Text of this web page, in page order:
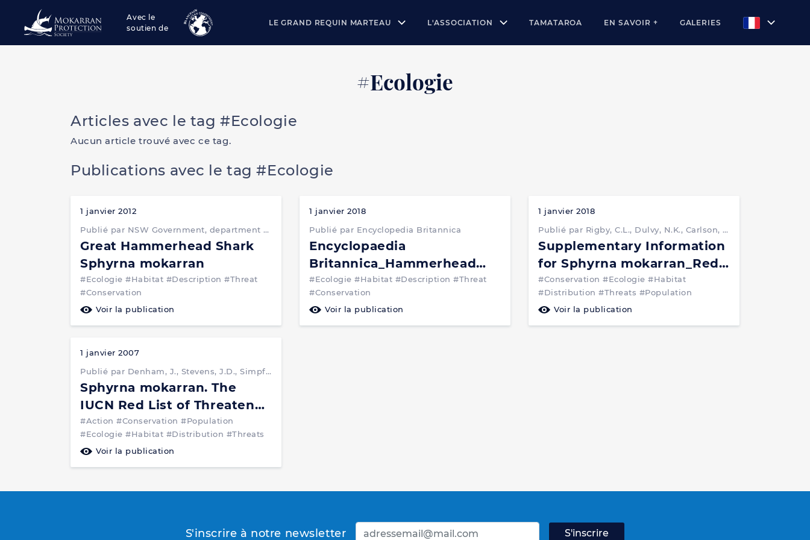
Avec le
soutien de
LE GRAND REQUIN MARTEAU L'ASSOCIATION TAMATAROA EN SAVOIR + GALERIES
#Ecologie
Articles avec le tag #Ecologie
Aucun article trouvé avec ce tag.
Publications avec le tag #Ecologie
1 janvier 2012
Publié par NSW Government, department of primary fisheries
Great Hammerhead Shark
Sphyrna mokarran
#Ecologie #Habitat #Description #Threat
#Conservation
Voir la publication
1 janvier 2018
Publié par Encyclopedia Britannica
Encyclopaedia
Britannica_Hammerhead
shark
#Ecologie #Habitat #Description #Threat
#Conservation
Voir la publication
1 janvier 2018
Publié par Rigby, C.L., Dulvy, N.K., Carlson, J., Fernando, D., Fordham, S., Jabado, R.W., Liu, K.M., Marshall, A., Pacoureau, N., Romanov, E., Sherley, R.B. & Winker, H.
Supplementary Information
for Sphyrna mokarran_Red
List IUCN
#Conservation #Ecologie #Habitat
#Distribution #Threats #Population
Voir la publication
1 janvier 2007
Publié par Denham, J., Stevens, J.D., Simpfendorfer, C., Heupel, M.R., Cliff, G., Morgan, A., Graham, R., Ducrocq, M., Dulvy, N.K., Seisay, M., Asber, M., Valenti, S.V., Litvinov, F., Martins, P., Lemine Ould Sidi, M., Tous, P. & Bucal, D.
Sphyrna mokarran. The
IUCN Red List of Threatened
Species
#Action #Conservation #Population
#Ecologie #Habitat #Distribution #Threats
Voir la publication
S'inscrire à notre newsletter